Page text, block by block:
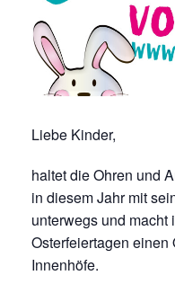
Liebe Kinder,
haltet die Ohren und
in diesem Jahr mit
unterwegs und macht
Osterfeiertagen
Innenhöfe.